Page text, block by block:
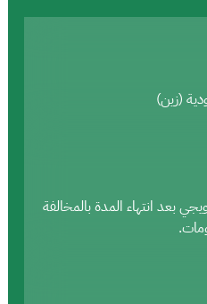
(زين)
بعد انتهاء المدة بالمخالفة